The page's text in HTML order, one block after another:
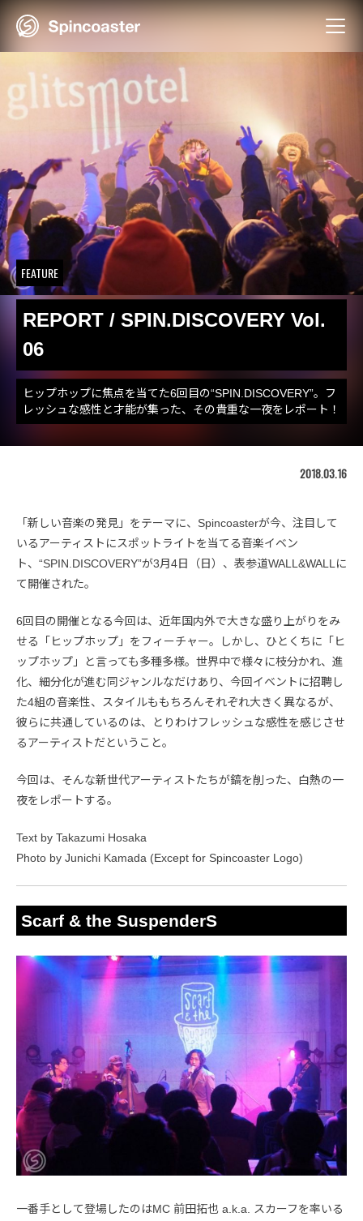
Skip
FEATURE
REPORT / SPIN.DISCOVERY Vol.
06
ヒップホップに焦点を当てた6回目の“SPIN.DISCOVERY”。フ
レッシュな感性と才能が集った、その貴重な一夜をレポート！
2018.03.16
「新しい音楽の発見」をテーマに、Spincoasterが今、注目して
いるアーティストにスポットライトを当てる音楽イベン
ト、“SPIN.DISCOVERY”が3月4日（日）、表参道WALL&WALLに
て開催された。
6回目の開催となる今回は、近年国内外で大きな盛り上がりをみ
せる「ヒップホップ」をフィーチャー。しかし、ひとくちに「ヒ
ップホップ」と言っても多種多様。世界中で様々に枝分かれ、進
化、細分化が進む同ジャンルなだけあり、今回イベントに招聘し
た4組の音楽性、スタイルももちろんそれぞれ大きく異なるが、
彼らに共通しているのは、とりわけフレッシュな感性を感じさせ
るアーティストだということ。
今回は、そんな新世代アーティストたちが鎬を削った、白熱の一
夜をレポートする。
Text by Takazumi Hosaka
Photo by Junichi Kamada (Except for Spincoaster Logo)
Scarf & the SuspenderS
一番手として登場したのはMC 前田拓也 a.k.a. スカーフを率いる